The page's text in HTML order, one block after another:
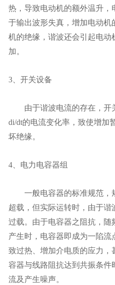
热，导致电动机的额外温升，
于输出波形失真，增加电动机
机的绝缘，谐波还会引起电动
加。
3、开关设备
由于谐波电流的存在，开
di/dt的电流变化率，致使增加
坏绝缘。
4、电力电容器组
一般电容器的标准规范，
超载，但实际运转时，由于
过载。由于电容器之阻抗，随
产生时，电容器即成为一陷
致过热、增加介电质的应力
容器与线路阻抗达到共振条
流及产生噪声。